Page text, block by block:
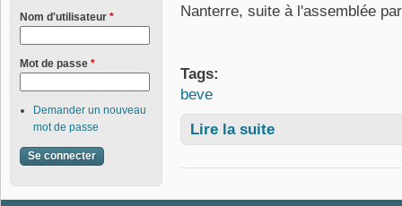
Nanterre, suite à l'assemblée
Tags:
beve
Lire la suite
Nom d'utilisateur *
Mot de passe *
Demander un nouveau
mot de passe